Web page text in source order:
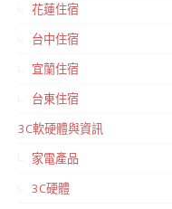
花蓮住宿
台中住宿
宜蘭住宿
台東住宿
3C軟硬體與資訊
家電產品
3C硬體